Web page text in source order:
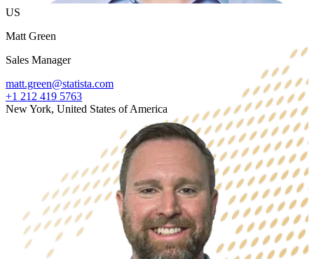
US
Matt Green
Sales Manager
matt.green@statista.com
+1 212 419 5763
New York, United States of America